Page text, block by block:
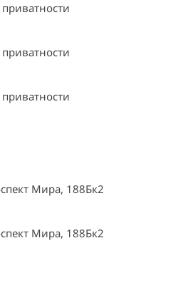
Мира, 188Бк2
Мира, 188Бк2